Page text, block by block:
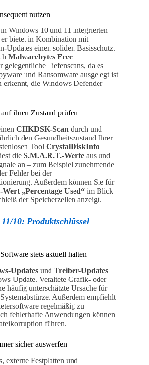
nutzen
Windows 10 und 11 integrierten
er bietet in Kombination mit
Updates einen soliden Basisschutz.
Malwarebytes Free
gelegentliche Tiefenscans, da es
und Ransomware ausgelegt ist
erkennt, die Windows Defender
ihren Zustand prüfen
CHKDSK-Scan durch und
den Gesundheitszustand Ihrer
Tool CrystalDiskInfo
die S.M.A.R.T.-Werte aus und
an – zum Beispiel zunehmende
Fehler bei der
Außerdem können Sie für
„Percentage Used“ im Blick
der Speicherzellen anzeigt.
11/10: Produktschlüssel
stets aktuell halten
Updates und Treiber-Updates
Update. Veraltete Grafik- oder
häufig unterschätzte Ursache für
Außerdem empfiehlt
regelmäßig zu
fehlerhafte Anwendungen können
führen.
sicher auswerfen
externe Festplatten und